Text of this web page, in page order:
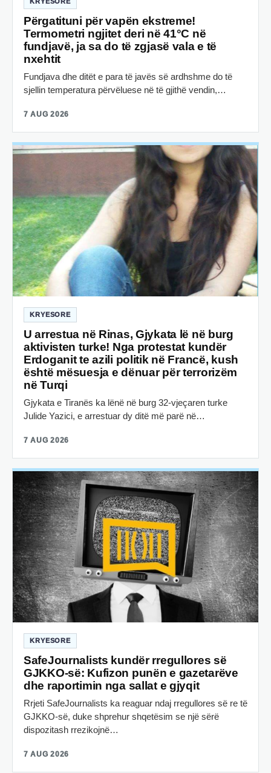
KRYESORE
Përgatituni për vapën ekstreme!
Termometri ngjitet deri në 41°C në
fundjavë, ja sa do të zgjasë vala e të
nxehtit
Fundjava dhe ditët e para të javës së ardhshme do të
sjellin temperatura përvëluese në të gjithë vendin,…
7 AUG 2026
KRYESORE
U arrestua në Rinas, Gjykata lë në burg
aktivisten turke! Nga protestat kundër
Erdoganit te azili politik në Francë, kush
është mësuesja e dënuar për terrorizëm
në Turqi
Gjykata e Tiranës ka lënë në burg 32-vjeçaren turke
Julide Yazici, e arrestuar dy ditë më parë në…
7 AUG 2026
KRYESORE
SafeJournalists kundër rregullores së
GJKKO-së: Kufizon punën e gazetarëve
dhe raportimin nga sallat e gjyqit
Rrjeti SafeJournalists ka reaguar ndaj rregullores së re të
GJKKO-së, duke shprehur shqetësim se një sërë
dispozitash rrezikojnë…
7 AUG 2026